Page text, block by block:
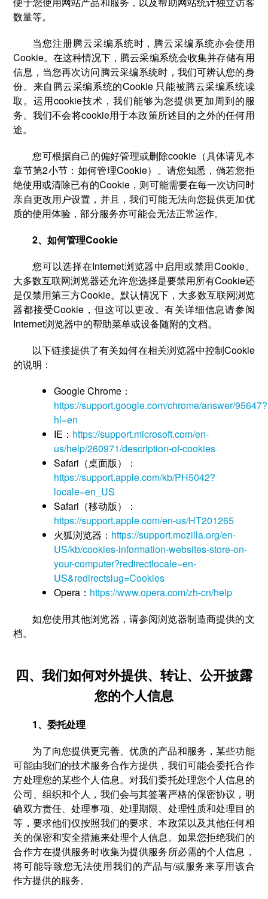
数量等。
当您注册腾云采编系统时，腾云采编系统亦会使用
Cookie。在这种情况下，腾云采编系统会收集并存储有用
信息，当您再次访问腾云采编系统时，我们可辨认您的身
份。来自腾云采编系统的Cookie 只能被腾云采编系统读
取。运用cookie技术，我们能够为您提供更加周到的服
务。我们不会将cookie用于本政策所述目的之外的任何用
途。
您可根据自己的偏好管理或删除cookie（具体请见本
章节第2小节：如何管理Cookie）。请您知悉，倘若您拒
绝使用或清除已有的Cookie，则可能需要在每一次访问时
亲自更改用户设置，并且，我们可能无法向您提供更加优
质的使用体验，部分服务亦可能会无法正常运作。
2、如何管理Cookie
您可以选择在Internet浏览器中启用或禁用Cookie。
大多数互联网浏览器还允许您选择是要禁用所有Cookie还
是仅禁用第三方Cookie。默认情况下，大多数互联网浏览
器都接受Cookie，但这可以更改。有关详细信息请参阅
Internet浏览器中的帮助菜单或设备随附的文档。
以下链接提供了有关如何在相关浏览器中控制Cookie
的说明：
Google Chrome：
https://support.google.com/chrome/answer/95647?
hl=en
IE： https://support.microsoft.com/en-
us/help/260971/description-of-cookies
Safari（桌面版）：
https://support.apple.com/kb/PH5042?
locale=en_US
Safari（移动版）：
https://support.apple.com/en-us/HT201265
火狐浏览器： https://support.mozilla.org/en-
US/kb/cookies-information-websites-store-on-
your-computer?redirectlocale=en-
US&redirectslug=Cookies
Opera： https://www.opera.com/zh-cn/help
如您使用其他浏览器，请参阅浏览器制造商提供的文
档。
四、我们如何对外提供、转让、公开披露
您的个人信息
1、委托处理
为了向您提供更完善、优质的产品和服务，某些功能
可能由我们的技术服务合作方提供，我们可能会委托合作
方处理您的某些个人信息。对我们委托处理您个人信息的
公司、组织和个人，我们会与其签署严格的保密协议，明
确双方责任、处理事项、处理期限、处理性质和处理目的
等，要求他们仅按照我们的要求、本政策以及其他任何相
关的保密和安全措施来处理个人信息。如果您拒绝我们的
合作方在提供服务时收集为提供服务所必需的个人信息，
将可能导致您无法使用我们的产品与/或服务来享用该合
作方提供的服务。